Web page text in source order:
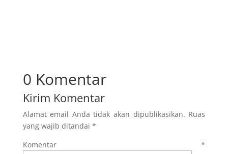
0 Komentar
Kirim Komentar
Alamat email Anda tidak akan dipublikasikan. Ruas
yang wajib ditandai *
Komentar*